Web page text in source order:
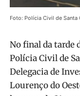
Foto: Polícia Civil de Santa
No final da tarde
Polícia Civil de
Delegacia de
Lourenço do